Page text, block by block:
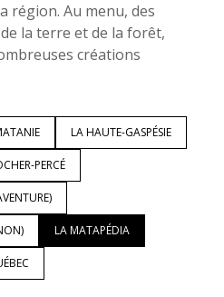
région. Au menu, des
la terre et de la forêt,
créations
LA HAUTE-GASPÉSIE
PERCÉ
LA MATAPÉDIA